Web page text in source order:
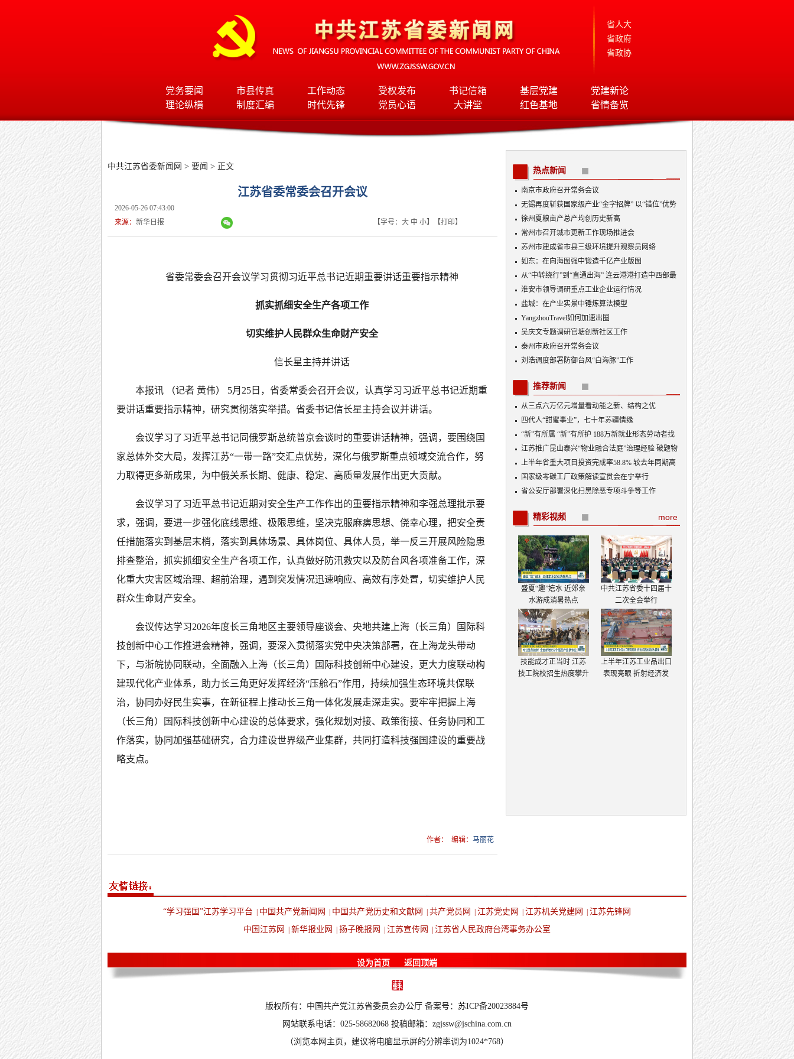
省人大
省政府
省政协
党务要闻 市县传真 工作动态 受权发布 书记信箱 基层党建
党建新论
理论纵横
制度汇编 时代先锋 党员心语 大讲堂 红色基地 省情备览
中共江苏省委新闻网 > 要闻 > 正文
江苏省委常委会召开会议
2026-05-26 07:43:00
来源： 新华日报 【字号： 大 中 小】【打印】
省委常委会召开会议学习贯彻习近平总书记近期重要讲话重要指示精神
抓实抓细安全生产各项工作
切实维护人民群众生命财产安全
信长星主持并讲话
本报讯 （记者 黄伟） 5月25日，省委常委会召开会议，认真学习习近平总书记近期重
要讲话重要指示精神，研究贯彻落实举措。省委书记信长星主持会议并讲话。
会议学习了习近平总书记同俄罗斯总统普京会谈时的重要讲话精神，强调，要围绕国
家总体外交大局，发挥江苏“一带一路”交汇点优势，深化与俄罗斯重点领域交流合作，努
力取得更多新成果，为中俄关系长期、健康、稳定、高质量发展作出更大贡献。
会议学习了习近平总书记近期对安全生产工作作出的重要指示精神和李强总理批示要
求，强调，要进一步强化底线思维、极限思维，坚决克服麻痹思想、侥幸心理，把安全责
任措施落实到基层末梢，落实到具体场景、具体岗位、具体人员，举一反三开展风险隐患
排查整治，抓实抓细安全生产各项工作，认真做好防汛救灾以及防台风各项准备工作，深
化重大灾害区域治理、超前治理，遇到突发情况迅速响应、高效有序处置，切实维护人民
群众生命财产安全。
会议传达学习2026年度长三角地区主要领导座谈会、央地共建上海（长三角）国际科
技创新中心工作推进会精神，强调，要深入贯彻落实党中央决策部署，在上海龙头带动
下，与浙皖协同联动，全面融入上海（长三角）国际科技创新中心建设，更大力度联动构
建现代化产业体系，助力长三角更好发挥经济“压舱石”作用，持续加强生态环境共保联
治，协同办好民生实事，在新征程上推动长三角一体化发展走深走实。要牢牢把握上海
（长三角）国际科技创新中心建设的总体要求，强化规划对接、政策衔接、任务协同和工
作落实，协同加强基础研究，合力建设世界级产业集群，共同打造科技强国建设的重要战
略支点。
作者： 编辑： 马丽花
热点新闻
南京市政府召开常务会议
无锡再度斩获国家级产业“金字招牌” 以“错位”优势
入局AI顶层赛道
徐州夏粮亩产总产均创历史新高
常州市召开城市更新工作现场推进会
苏州市建成省市县三级环境提升观察员网络
如东：在向海图强中锻造千亿产业版图
从“中转绕行”到“直通出海” 连云港港打造中西部最
优出海口
淮安市领导调研重点工业企业运行情况
盐城：在产业实景中锤炼算法模型
YangzhouTravel如何加速出圈
吴庆文专题调研官塘创新社区工作
泰州市政府召开常务会议
刘浩调度部署防御台风“白海豚”工作
推荐新闻
从三点六万亿元增量看动能之新、结构之优
四代人“甜蜜事业”，七十年苏疆情缘
“新”有所属 “新”有所护 188万新就业形态劳动者找
到“娘家”
江苏推广昆山泰兴“物业融合法庭”治理经验 破题物
业治理“老大难”
上半年省重大项目投资完成率58.8% 较去年同期高
出3.5个百分点
国家级零碳工厂政策解读宣贯会在宁举行
省公安厅部署深化扫黑除恶专项斗争等工作
more
精彩视频
盛夏“趣”嬉水 近郊亲
水游成消暑热点
中共江苏省委十四届十
二次全会举行
技能成才正当时 江苏
技工院校招生热度攀升
上半年江苏工业品出口
表现亮眼 折射经济发
“学习强国”江苏学习平台 中国共产党新闻网 中国共产党历史和文献网 共产党员网 江苏党史网 江苏机关党建网
江苏先锋网
中国江苏网
新华报业网 扬子晚报网 江苏宣传网 江苏省人民政府台湾事务办公室
设为首页 返回顶端
版权所有：中国共产党江苏省委员会办公厅 备案号：苏ICP备20023884号
网站联系电话：025-58682068 投稿邮箱：zgjssw@jschina.com.cn
（浏览本网主页，建议将电脑显示屏的分辨率调为1024*768）